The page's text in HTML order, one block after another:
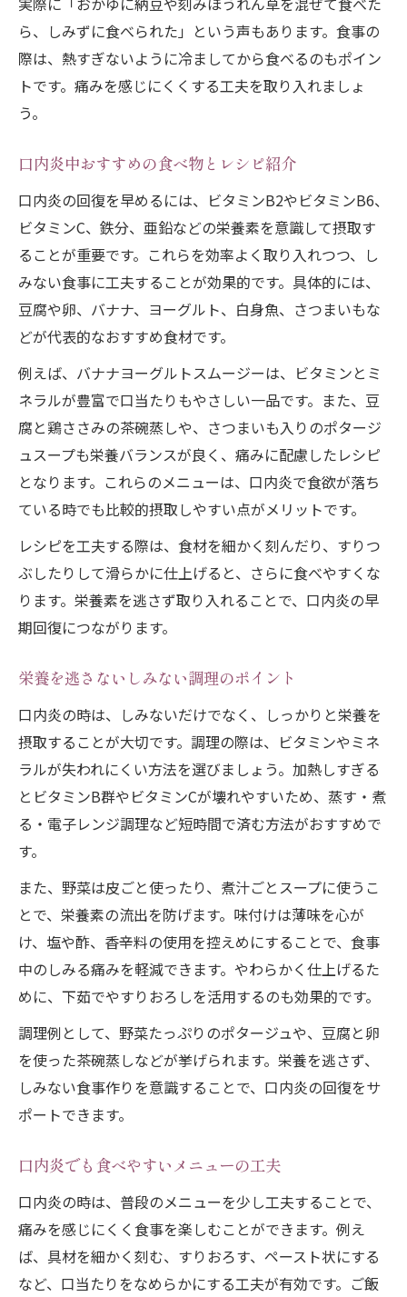
ら、しみずに食べられた」という声もあります。食事の
際は、熱すぎないように冷ましてから食べるのもポイン
トです。痛みを感じにくくする工夫を取り入れましょ
う。
口内炎中おすすめの食べ物とレシピ紹介
口内炎の回復を早めるには、ビタミンB2やビタミンB6、
ビタミンC、鉄分、亜鉛などの栄養素を意識して摂取す
ることが重要です。これらを効率よく取り入れつつ、し
みない食事に工夫することが効果的です。具体的には、
豆腐や卵、バナナ、ヨーグルト、白身魚、さつまいもな
どが代表的なおすすめ食材です。
例えば、バナナヨーグルトスムージーは、ビタミンとミ
ネラルが豊富で口当たりもやさしい一品です。また、豆
腐と鶏ささみの茶碗蒸しや、さつまいも入りのポタージ
ュスープも栄養バランスが良く、痛みに配慮したレシピ
となります。これらのメニューは、口内炎で食欲が落ち
ている時でも比較的摂取しやすい点がメリットです。
レシピを工夫する際は、食材を細かく刻んだり、すりつ
ぶしたりして滑らかに仕上げると、さらに食べやすくな
ります。栄養素を逃さず取り入れることで、口内炎の早
期回復につながります。
栄養を逃さないしみない調理のポイント
口内炎の時は、しみないだけでなく、しっかりと栄養を
摂取することが大切です。調理の際は、ビタミンやミネ
ラルが失われにくい方法を選びましょう。加熱しすぎる
とビタミンB群やビタミンCが壊れやすいため、蒸す・煮
る・電子レンジ調理など短時間で済む方法がおすすめで
す。
また、野菜は皮ごと使ったり、煮汁ごとスープに使うこ
とで、栄養素の流出を防げます。味付けは薄味を心が
け、塩や酢、香辛料の使用を控えめにすることで、食事
中のしみる痛みを軽減できます。やわらかく仕上げるた
めに、下茹でやすりおろしを活用するのも効果的です。
調理例として、野菜たっぷりのポタージュや、豆腐と卵
を使った茶碗蒸しなどが挙げられます。栄養を逃さず、
しみない食事作りを意識することで、口内炎の回復をサ
ポートできます。
口内炎でも食べやすいメニューの工夫
口内炎の時は、普段のメニューを少し工夫することで、
痛みを感じにくく食事を楽しむことができます。例え
ば、具材を細かく刻む、すりおろす、ペースト状にする
など、口当たりをなめらかにする工夫が有効です。ご飯